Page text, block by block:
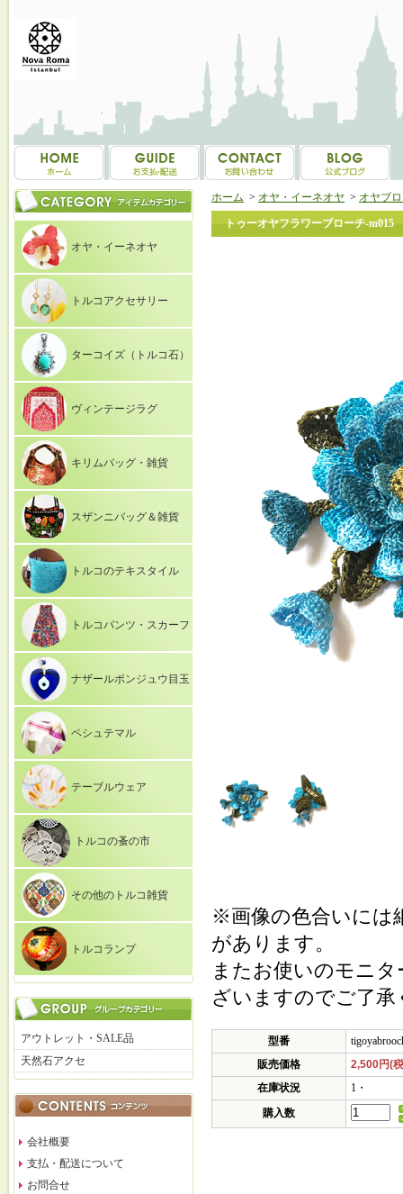
オヤ・イーネオヤ
トルコアクセサリー
ターコイズ（トルコ石）
ヴィンテージラグ
キリムバッグ・雑貨
スザンニバッグ＆雑貨
トルコのテキスタイル
トルコパンツ・スカーフ
ナザールボンジュウ目玉
ペシュテマル
テーブルウェア
トルコの蚤の市
その他のトルコ雑貨
トルコランプ
アウトレット・SALE品
天然石アクセ
会社概要
支払・配送について
お問合せ
ホーム > オヤ・イーネオヤ > オヤブ
トゥーオヤフラワーブローチ-m015
※画像の色合いには
があります。
またお使いのモニ
ざいますのでご了承
型番
販売価格
2,500円(
在庫状況
1・
購入数